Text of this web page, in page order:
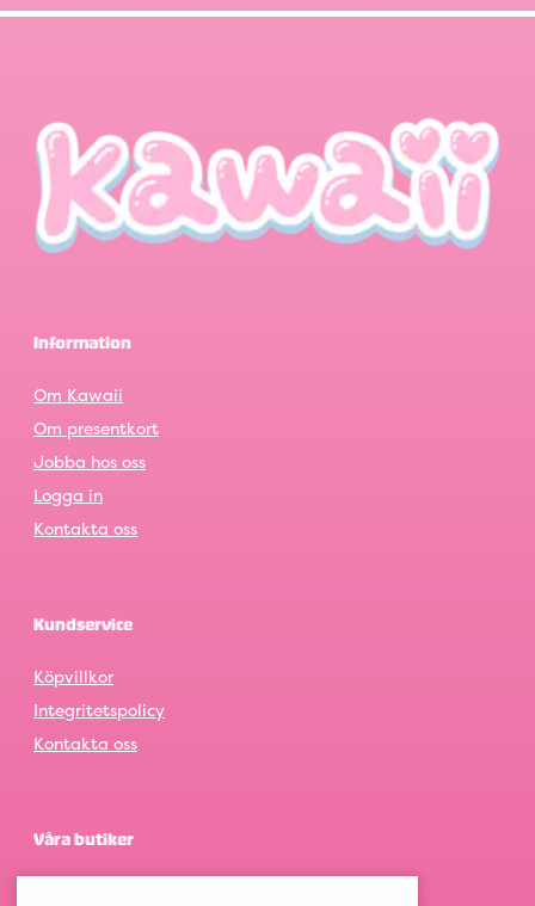
Information
Om Kawaii
Om presentkort
Jobba hos oss
Logga in
Kontakta oss
Kundservice
Köpvillkor
Integritetspolicy
Kontakta oss
Våra butiker